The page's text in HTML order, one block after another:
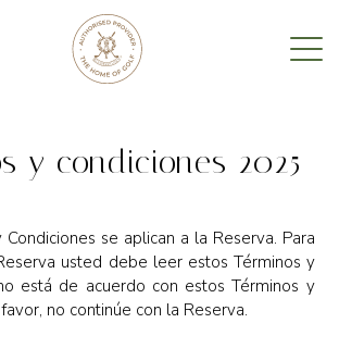
y condiciones 2025
Condiciones se aplican a la Reserva. Para
usted debe leer estos Términos y
está de acuerdo con estos Términos y
no continúe con la Reserva.